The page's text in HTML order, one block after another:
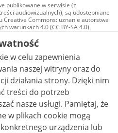
publikowane w serwisie (z
audiowizualnych), są udostępniane
Creative Commons: uznanie autorstwa
warunkach 4.0 (CC BY-SA 4.0).
w tym zdjęcia, materiały
udostępniane na licencji typu
uznanie autorstwa użycie
bez utworów zależnych 4.0 (CC BY-
nie jest to stwierdzone inaczej.
w celu zapewnienia
naszej witryny oraz do
strony. Dzięki nim
treści do potrzeb
usługi. Pamiętaj, że
w plikach cookie mogą
urządzenia lub